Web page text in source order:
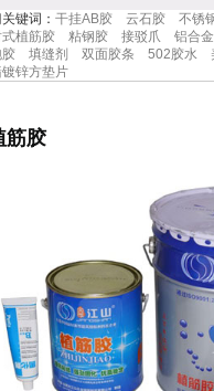
键词： 干挂AB胶 云石胶
不锈
植筋胶
粘钢胶 接驳爪
铝合
填缝剂 双面胶条 502胶水
锌方垫片
筋胶